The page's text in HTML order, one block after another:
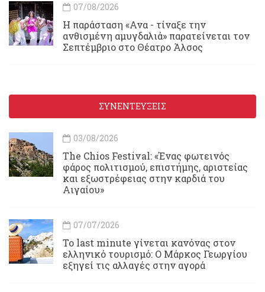
07/08/2026
Η παράσταση «Ανα - τίναξε την
ανθισμένη αμυγδαλιά» παρατείνεται τον
Σεπτέμβριο στο Θέατρο Άλσος
ΣΥΝΕΝΤΕΥΞΕΙΣ
03/08/2026
Τhe Chios Festival: «Ένας φωτεινός
φάρος πολιτισμού, επιστήμης, αριστείας
και εξωστρέφειας στην καρδιά του
Αιγαίου»
07/07/2026
Το last minute γίνεται κανόνας στον
ελληνικό τουρισμό: Ο Μάρκος Γεωργίου
εξηγεί τις αλλαγές στην αγορά